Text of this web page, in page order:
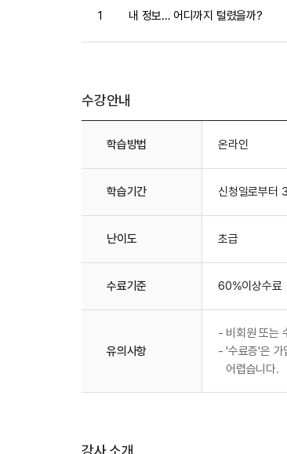
1 내 정보… 어디까지 털렸을까?
수강안내
학습방법 온라인
학습기간 신청일로부터
난이도 초급
수료기준 60%이상수료
유의사항
- 비회원 또는
- '수료증'은 가
어렵습니다.
강사 소개